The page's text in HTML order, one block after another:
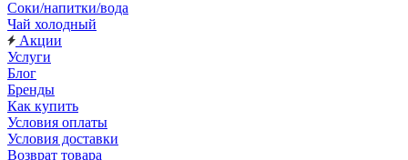
Соки/напитки/вода
Чай холодный
Акции
Услуги
Блог
Бренды
Как купить
Условия оплаты
Условия доставки
Возврат товара